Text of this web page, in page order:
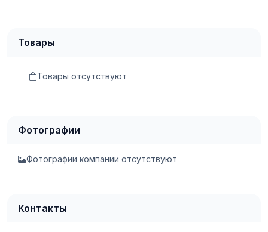
Товары
Товары отсутствуют
Фотографии
Фотографии компании отсутствуют
Контакты